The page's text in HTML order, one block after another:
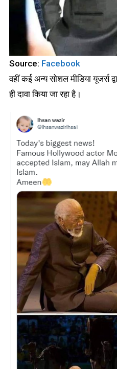
Source: Facebook
वहीं कई अन्य सोशल मीडिया यूजर्स
ही दावा किया जा रहा है।